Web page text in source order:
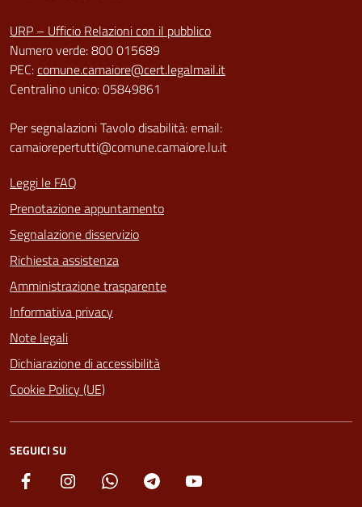
URP – Ufficio Relazioni con il pubblico
Numero verde: 800 015689
PEC:comune.camaiore@cert.legalmail.it
Centralino unico: 05849861
Per segnalazioni Tavolo disabilità: email:
camaiorepertutti@comune.camaiore.lu.it
Leggi le FAQ
Prenotazione appuntamento
Segnalazione disservizio
Richiesta assistenza
Amministrazione trasparente
Informativa privacy
Note legali
Dichiarazione di accessibilità
Cookie Policy (UE)
SEGUICI SU
Facebook Instagram Whatsapp Telegram